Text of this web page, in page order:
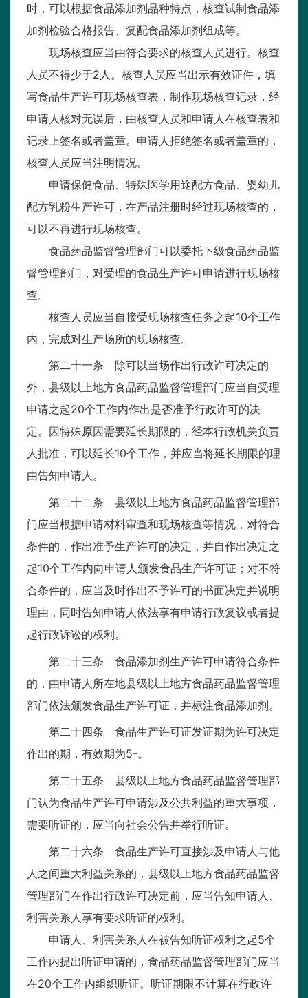
时，可以根据食品添加剂品种特点，核查试制食品添
加剂检验合格报告、复配食品添加剂组成等。
现场核查应当由符合要求的核查人员进行。核查
人员不得少于2人。核查人员应当出示有效证件，填
写食品生产许可现场核查表，制作现场核查记录，经
申请人核对无误后，由核查人员和申请人在核查表和
记录上签名或者盖章。申请人拒绝签名或者盖章的，
核查人员应当注明情况。
申请保健食品、特殊医学用途配方食品、婴幼儿
配方乳粉生产许可，在产品注册时经过现场核查的，
可以不再进行现场核查。
食品药品监督管理部门可以委托下级食品药品监
督管理部门，对受理的食品生产许可申请进行现场核
查。
核查人员应当自接受现场核查任务之起10个工作
内，完成对生产场所的现场核查。
第二十一条 除可以当场作出行政许可决定的
外，县级以上地方食品药品监督管理部门应当自受理
申请之起20个工作内作出是否准予行政许可的决
定。因特殊原因需要延长期限的，经本行政机关负责
人批准，可以延长10个工作，并应当将延长期限的理
由告知申请人。
第二十二条 县级以上地方食品药品监督管理部
门应当根据申请材料审查和现场核查等情况，对符合
条件的，作出准予生产许可的决定，并自作出决定之
起10个工作内向申请人颁发食品生产许可证；对不符
合条件的，应当及时作出不予许可的书面决定并说明
理由，同时告知申请人依法享有申请行政复议或者提
起行政诉讼的权利。
第二十三条 食品添加剂生产许可申请符合条件
的，由申请人所在地县级以上地方食品药品监督管理
部门依法颁发食品生产许可证，并标注食品添加剂。
第二十四条 食品生产许可证发证期为许可决定
作出的期，有效期为5-。
第二十五条 县级以上地方食品药品监督管理部
门认为食品生产许可申请涉及公共利益的重大事项，
需要听证的，应当向社会公告并举行听证。
第二十六条 食品生产许可直接涉及申请人与他
人之间重大利益关系的，县级以上地方食品药品监督
管理部门在作出行政许可决定前，应当告知申请人、
利害关系人享有要求听证的权利。
申请人、利害关系人在被告知听证权利之起5个
工作内提出听证申请的，食品药品监督管理部门应当
在20个工作内组织听证。听证期限不计算在行政许